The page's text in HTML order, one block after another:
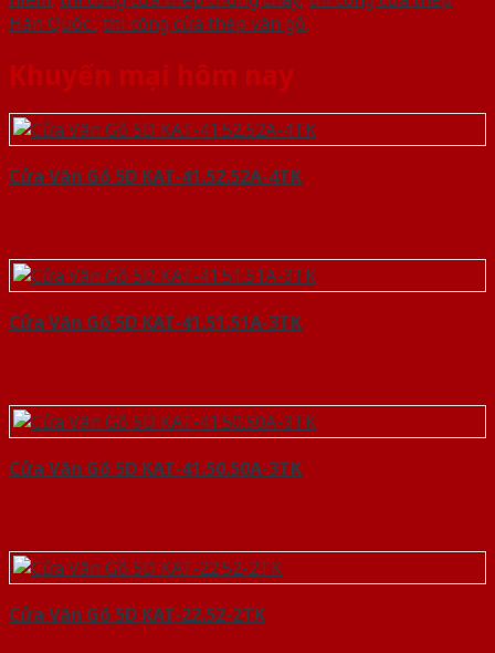
Hàn Quốc., thi công cửa thép vân gỗ.
Khuyến mại hôm nay
Cửa Vân Gỗ 5D KAT-41.52.52A-4TK
Cửa Vân Gỗ 5D KAT-41.51.51A-3TK
Cửa Vân Gỗ 5D KAT-41.50.50A-3TK
Cửa Vân Gỗ 5D KAT-22.52-2TK